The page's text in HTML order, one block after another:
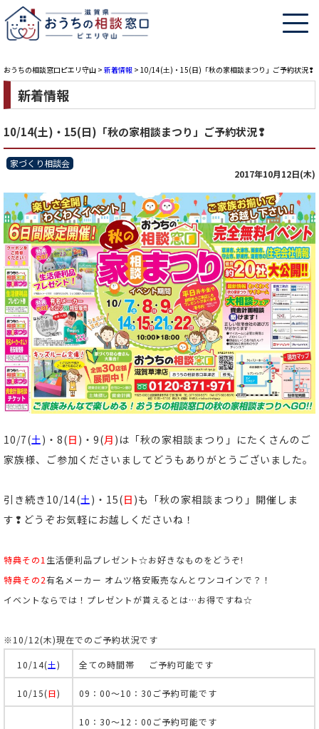
おうちの相談窓口ピエリ守山 > 新着情報 > 10/14(土)・15(日)「秋の家相談まつり」ご予約状況❢
新着情報
10/14(土)・15(日)「秋の家相談まつり」ご予約状況❢
家づくり相談会
2017年10月12日(木)
10/7(土 )・8(日 )・9(月 ) は「秋の家相談まつり」にたくさんのご
家族様、ご参加くださいましてどうもありがとうございました。
引き続き10/14(土 )・15(日 )も「秋の家相談まつり」開催しま
す❢どうぞお気軽にお越しくださいね！
特典その1 生活便利品プレゼント☆お好きなものをどうぞ!
特典その2有名メーカー オムツ格安販売なんとワンコインで？！
イベントならでは！プレゼントが貰えるとは…お得ですね☆
※10/12(木)現在でのご予約状況です
10/14(土) 全ての時間帯 ご予約可能です
10/15(日) 09：00～10：30ご予約可能です
10：30～12：00ご予約可能です